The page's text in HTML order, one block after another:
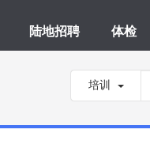
陆地招聘 体检
培训